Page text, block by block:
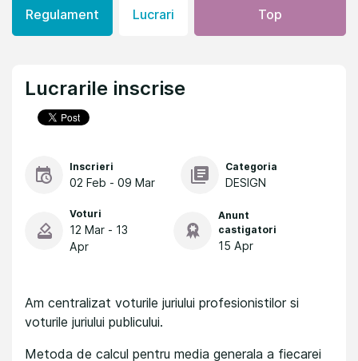
Regulament Lucrari Top
Lucrarile inscrise
Inscrieri
02 Feb - 09 Mar
Categoria
DESIGN
Voturi
12 Mar - 13
Apr
Anunt
castigatori
15 Apr
Am centralizat voturile juriului profesionistilor si
voturile juriului publicului.
Metoda de calcul pentru media generala a fiecarei